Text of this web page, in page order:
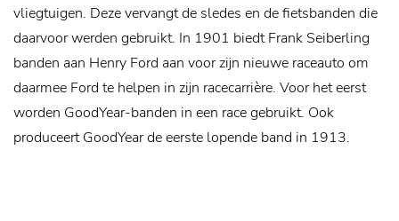
vliegtuigen. Deze vervangt de sledes en de fietsbanden die
daarvoor werden gebruikt. In 1901 biedt Frank Seiberling
banden aan Henry Ford aan voor zijn nieuwe raceauto om
daarmee Ford te helpen in zijn racecarrière. Voor het eerst
worden GoodYear-banden in een race gebruikt. Ook
produceert GoodYear de eerste lopende band in 1913.